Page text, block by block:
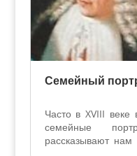
Семейный
Часто в XVIII веке
семейные
рассказывают